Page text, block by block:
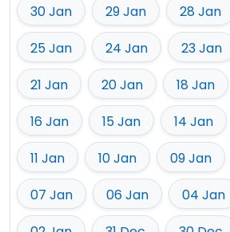
30 Jan
29 Jan 28 Jan
25 Jan
24 Jan 23 Jan
21 Jan
20 Jan 18 Jan
16 Jan
15 Jan 14 Jan
11 Jan
10 Jan 09 Jan
07 Jan
06 Jan 04 Jan